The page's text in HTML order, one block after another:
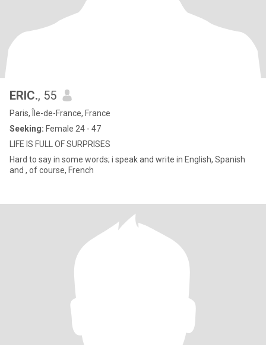
ERIC., 55
Paris, Île-de-France, France
Seeking: Female 24 - 47
LIFE IS FULL OF SURPRISES
Hard to say in some words; i speak and write in English, Spanish
and , of course, French